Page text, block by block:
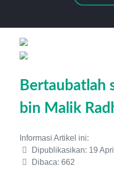
Bertaubatlah
bin Malik
Informasi Artikel ini:
Dipublikasikan: 19
Dibaca: 662